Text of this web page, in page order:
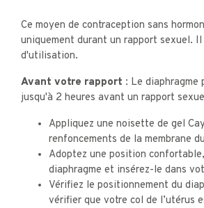
Ce moyen de contraception sans
uniquement durant un rapport sexuel.
d'utilisation.
Avant votre rapport : Le diaphragme
jusqu'à 2 heures avant un rapport
Appliquez une noisette de gel
renfoncements de la membrane
Adoptez une position
diaphragme et insérez-le dans
Vérifiez le positionnement du
vérifier que votre col de l’utérus